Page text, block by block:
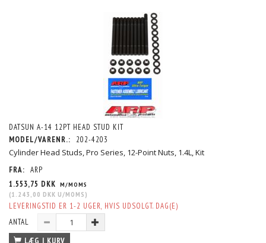
DATSUN A-14 12PT HEAD STUD KIT
MODEL/VARENR.:
202-4203
Cylinder Head Studs, Pro Series, 12-Point Nuts, 1.4L, Kit
FRA: ARP
1.553,75 DKK M/MOMS
(1.243,00 DKK U/MOMS )
LEVERINGSTID ER 1-2 UGER, HVIS UDSOLGT. DAG(E)
ANTAL
LÆG I KURV